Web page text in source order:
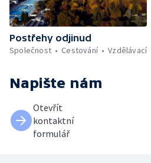
Postřehy odjinud
Společnost
Cestování Vzdělávací
Napište nám
Otevřít
kontaktní
formulář